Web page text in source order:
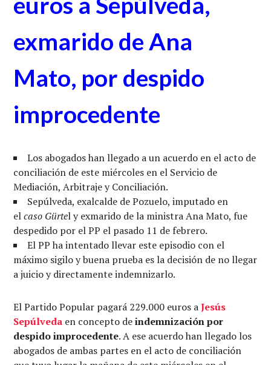
exmarido de Ana
Mato, por despido
improcedente
Los abogados han llegado a un acuerdo en el acto de
conciliación de este miércoles en el Servicio de
Mediación, Arbitraje y Conciliación.
Sepúlveda, exalcalde de Pozuelo, imputado en
elcaso Gürtel y exmarido de la ministra Ana Mato, fue
despedido por el PP el pasado 11 de febrero.
El PP ha intentado llevar este episodio con el
máximo sigilo y buena prueba es la decisión de no llegar
a juicio y directamente indemnizarlo.
El Partido Popular pagará 229.000 euros aJesús
Sepúlveda en concepto deindemnización por
despido improcedente. A ese acuerdo han llegado los
abogados de ambas partes en el acto de conciliación